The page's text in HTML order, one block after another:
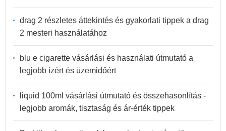
drag 2 részletes áttekintés és gyakorlati tippek a drag
2 mesteri használatához
blu e cigarette vásárlási és használati útmutató a
legjobb ízért és üzemidőért
liquid 100ml vásárlási útmutató és összehasonlítás -
legjobb aromák, tisztaság és ár-érték tippek